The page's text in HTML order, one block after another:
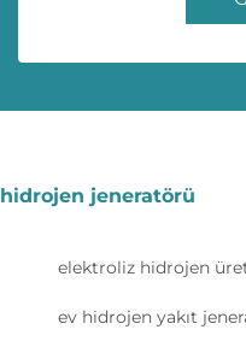
hidrojen jeneratörü
elektroliz hidrojen
ev hidrojen yakıt